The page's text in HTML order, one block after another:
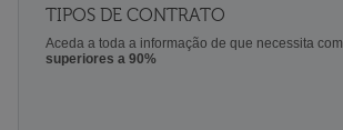
TIPOS DE CONTRATO
Aceda a toda a informação de que necessita com
superiores a 90%